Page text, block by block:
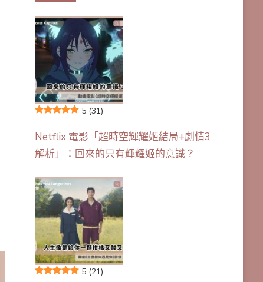
5 (31)
Netflix 電影「超時空輝耀姬結局+劇情3
解析」：回來的只有輝耀姬的意識？
5 (21)